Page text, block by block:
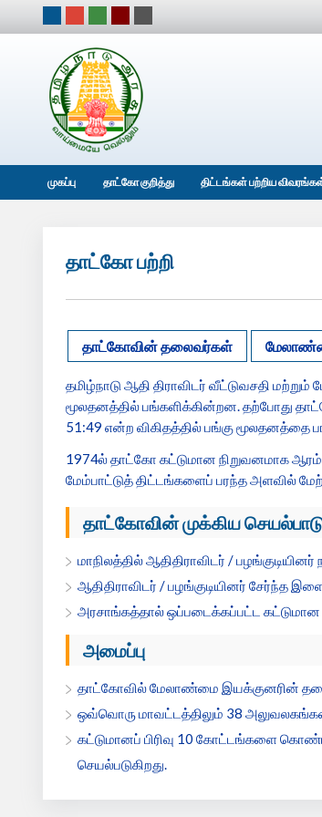
முகப்பு தாட்கோ குறித்து திட்டங்கள் பற்றிய
தாட்கோ பற்றி
தாட்கோவின் தலைவர்கள்
தமிழ்நாடு ஆதி திராவிடர் வீட்டுவசதி
மூலதனத்தில் பங்களிக்கின்றன. தற்போது
51:49 என்ற விகிதத்தில் பங்கு மூலதனத்தை
1974ல் தாட்கோ கட்டுமான நிறுவனமாக
மேம்பாட்டுத் திட்டங்களைப் பரந்த அளவில்
தாட்கோவின் முக்கிய
மாநிலத்தில் ஆதிதிராவிடர் /
ஆதிதிராவிடர் / பழங்குடியினர் சேர்ந்த
அரசாங்கத்தால் ஒப்படைக்கப்பட்ட
அமைப்பு
தாட்கோவில் மேலாண்மை இயக்குனரின்
ஒவ்வொரு மாவட்டத்திலும் 38
கட்டுமானப் பிரிவு 10 கோட்டங்களை
செயல்படுகிறது.